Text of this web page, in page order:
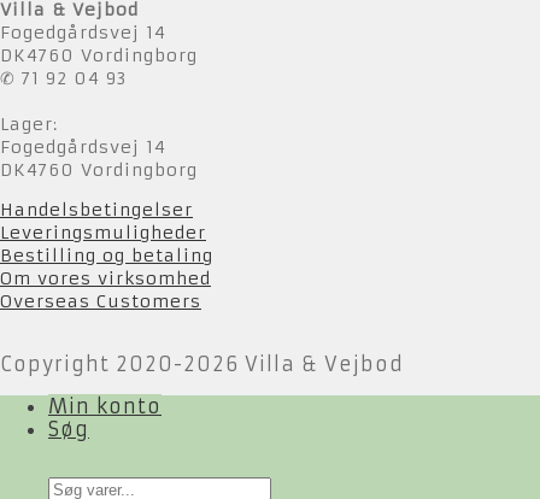
Villa & Vejbod
Fogedgårdsvej 14
DK4760 Vordingborg
✆ 71 92 04 93
Lager:
Fogedgårdsvej 14
DK4760 Vordingborg
Handelsbetingelser
Leveringsmuligheder
Bestilling og betaling
Om vores virksomhed
Overseas Customers
Copyright 2020-2026 Villa & Vejbod
Min konto
Søg
Products
search